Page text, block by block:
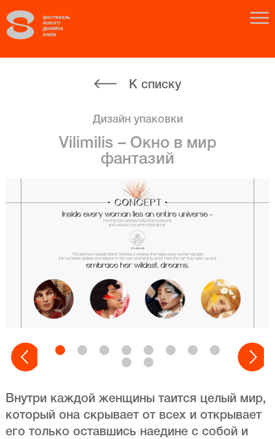
К списку
Дизайн упаковки
Vilimilis – Окно в мир
фантазий
Внутри каждой женщины таится целый мир,
который она скрывает от всех и открывает
его только оставшись наедине с собой и